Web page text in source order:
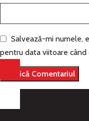
Salvează-mi numele,
pentru data viitoare când